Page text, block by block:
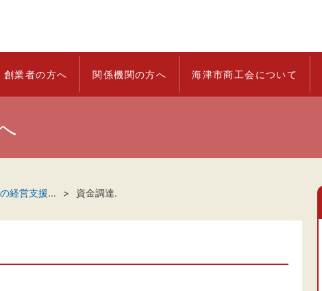
創業者の方へ 関係機関の方へ 海津市商工会について
経営支援... 資金調達.